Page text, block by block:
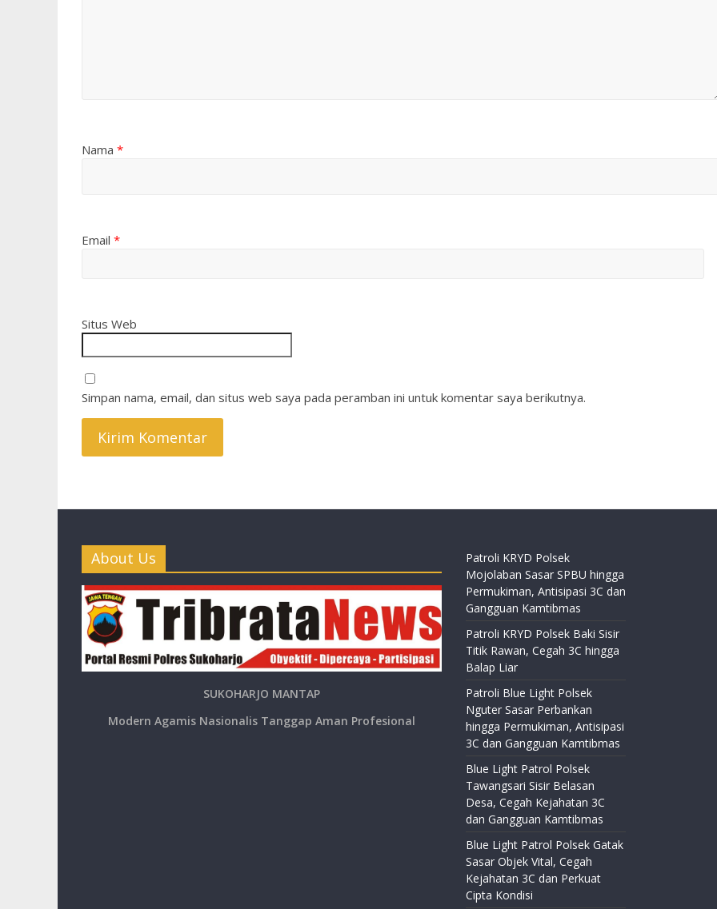
Nama *
Email *
Situs Web
Simpan nama, email, dan situs web saya pada peramban ini untuk komentar saya berikutnya.
About Us
SUKOHARJO MANTAP
Modern Agamis Nasionalis Tanggap Aman Profesional
Patroli KRYD Polsek
Mojolaban Sasar SPBU hingga
Permukiman, Antisipasi 3C dan
Gangguan Kamtibmas
Patroli KRYD Polsek Baki Sisir
Titik Rawan, Cegah 3C hingga
Balap Liar
Patroli Blue Light Polsek
Nguter Sasar Perbankan
hingga Permukiman, Antisipasi
3C dan Gangguan Kamtibmas
Blue Light Patrol Polsek
Tawangsari Sisir Belasan
Desa, Cegah Kejahatan 3C
dan Gangguan Kamtibmas
Blue Light Patrol Polsek Gatak
Sasar Objek Vital, Cegah
Kejahatan 3C dan Perkuat
Cipta Kondisi